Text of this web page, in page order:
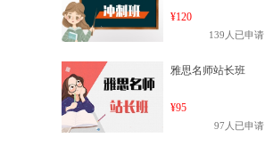
¥120
139人已申请
雅思名师站长班
¥95
97人已申请